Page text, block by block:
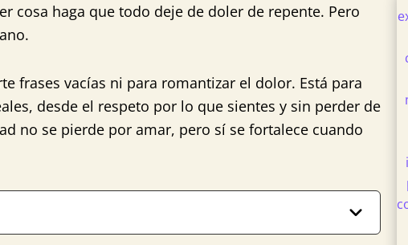
cosa haga que todo deje de doler de repente. Pero
frases vacías ni para romantizar el dolor. Está para
desde el respeto por lo que sientes y sin perder de
no se pierde por amar, pero sí se fortalece cuando